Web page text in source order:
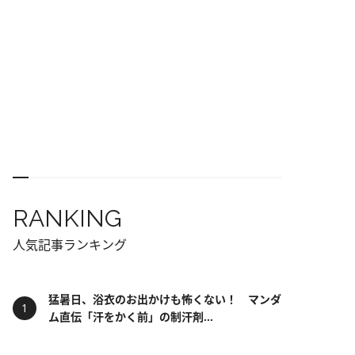
RANKING
人気記事ランキング
猛暑日、浴衣のお出かけも怖くない！ マンダ
ム直伝「汗をかく前」の制汗剤...